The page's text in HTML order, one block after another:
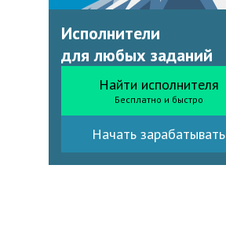
Исполнители
для любых заданий
Найти исполнителя
Бесплатно и быстро
Начать зарабатывать